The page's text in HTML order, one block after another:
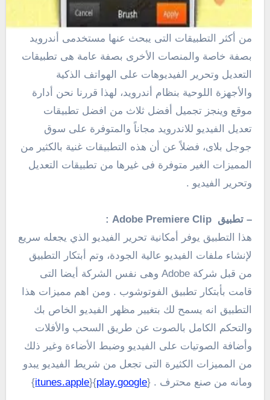
من أكثر التطبيقات التى يبحث عنها مستخدمى أندرويد
بصفة خاصة والمنصات الأخرى بصفة عامة هى تطبيقات
التعديل وتحرير الفيديوهات على الهواتف الذكية
والأجهزة اللوحية بنظام أندرويد، لهذا قررنا نحن أدارة
موقع وينجز تجميل أفضل ثلاث من افضل تطبيقات
تعديل الفيديو للاندرويد مجاناً والمتوفرة على سوق
جوجل بلاى، فضلاً عن أن هذه التطبيقات غنية بالكثير من
المميزات الغير متوفرة فى غيرها من تطبيقات التعديل
وتحرير الفيديو .
– تطبيق Adobe Premiere Clip :
هذا التطبيق يوفر أمكانية تحرير الفيديو الذي يجعله سريع
لإنشاء ملفات الفيديو عالية الجودة، وتم أبتكار التطبيق
من قبل شركة Adobe وهى نفس الشركة أيضا التى
قامت بأبتكار تطبيق الفوتوشوب . ومن اهم مميزات هذا
التطبيق انه يسمح لك بتغيير مظهر الفيديو الخاص بك
والتحكم الكامل بالصوت عن طريق السحب والأفلات
وأضافة الصوتيات على الفيديو وضبط الأضاءة وغير ذلك
من المميزات الكثيرة التى تجعل من شريط الفيديو يبدو
ومانه من صنع محترف . {play.google
}{
itunes.apple
}